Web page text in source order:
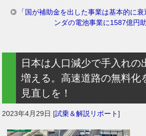
「国が補助金を出した事業は基本的に
ンダの電池事業に1587億円
日本は人口減少で手入れの
増える。高速道路の無料化
見直しを！
2023年4月29日 [試乗＆解説リポート]